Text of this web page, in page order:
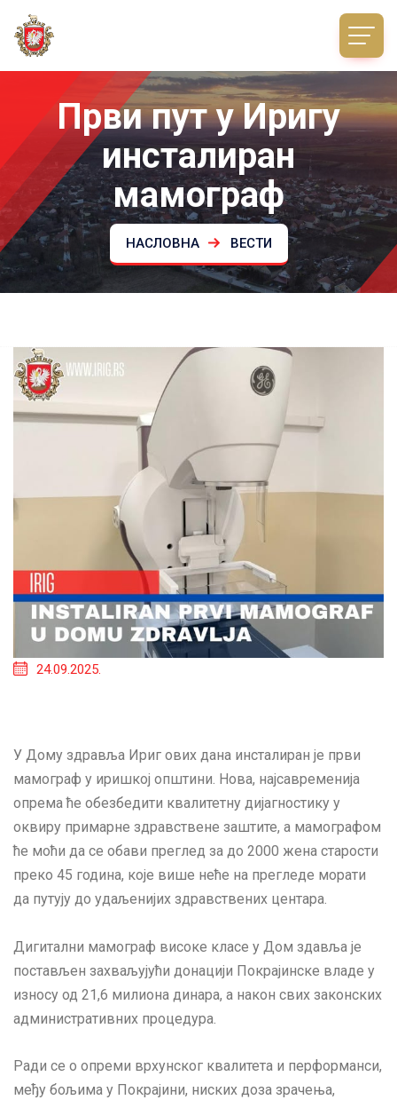
Први пут у Иригу
инсталиран
мамограф
НАСЛОВНА ВЕСТИ
24.09.2025.
У Дому здравља Ириг ових дана инсталиран је први
мамограф у иришкој општини. Нова, најсавременија
опрема ће обезбедити квалитетну дијагностику у
оквиру примарне здравствене заштите, а мамографом
ће моћи да се обави преглед за до 2000 жена старости
преко 45 година, које више неће на прегледе морати
да путују до удаљенијих здравствених центара.
Дигитални мамограф високе класе у Дом здавља је
постављен захваљујући донацији Покрајинске владе у
износу од 21,6 милиона динара, а након свих законских
административних процедура.
Ради се о опреми врхунског квалитета и перформанси,
међу бољима у Покрајини, ниских доза зрачења,